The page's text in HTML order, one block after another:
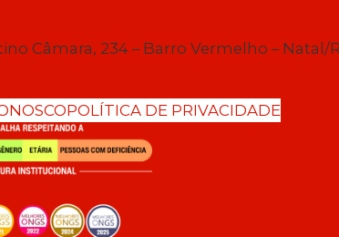
Câmara, 234 – Barro Vermelho – Natal/
POLÍTICA DE PRIVACIDADE